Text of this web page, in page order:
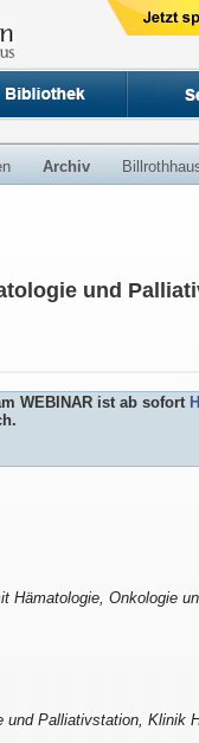
Archiv
und
WEBINAR ist ab sofort
Hämatologie, Onkologie
und Palliativstation, Klinik